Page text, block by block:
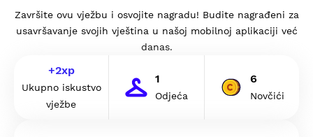
Završite ovu vježbu i osvojite nagradu! Budite nagrađeni za
usavršavanje svojih vještina u našoj mobilnoj aplikaciji već
danas.
+2xp
Ukupno iskustvo
vježbe
1
Odjeća
6
Novčići